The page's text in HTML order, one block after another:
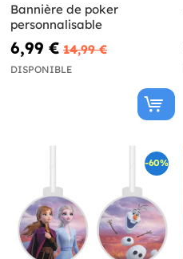
Bannière de poker
personnalisable
6,99 € 14,99 €
DISPONIBLE
-60%